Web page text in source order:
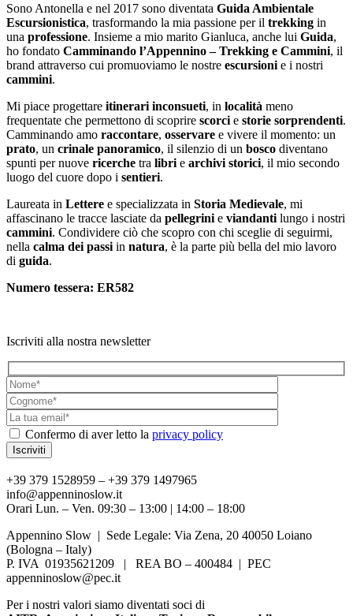
Sono Antonella e nel 2017 sono diventata Guida Ambientale
Escursionistica, trasformando la mia passione per il trekking in
una professione. Insieme a mio marito Gianluca, anche lui Guida,
ho fondato Camminando l’Appennino – Trekking e Cammini, il
brand attraverso cui promuoviamo le nostre escursioni e i nostri
cammini.
Mi piace progettare itinerari inconsueti, in località meno
frequentate che permettono di scoprire scorci e storie sorprendenti.
Camminando amo raccontare, osservare e vivere il momento: un
prato, un crinale panoramico, il silenzio di un bosco diventano
spunti per nuove ricerche tra libri e archivi storici, il mio secondo
luogo del cuore dopo i sentieri.
Laureata in Lettere e specializzata in Storia Medievale, mi
affascinano le tracce lasciate da pellegrini e viandanti lungo i nostri
cammini. Condividere ciò che scopro con chi sceglie di seguirmi,
nella calma dei passi in natura, è la parte più bella del mio lavoro
di guida.
Numero tessera: ER582
Iscriviti alla nostra newsletter
Confermo di aver letto la privacy policy
+39 379 1528959 – +39 379 1497965
info@appenninoslow.it
Orari Lun. – Ven. 09:30 – 13:00 | 14:00 – 18:00
Appennino Slow | Sede Legale: Via Zena, 20 40050 Loiano
(Bologna – Italy)
P. IVA 01935621209 | REA BO – 400484 | PEC
appenninoslow@pec.it
Per i nostri valori siamo diventati soci di